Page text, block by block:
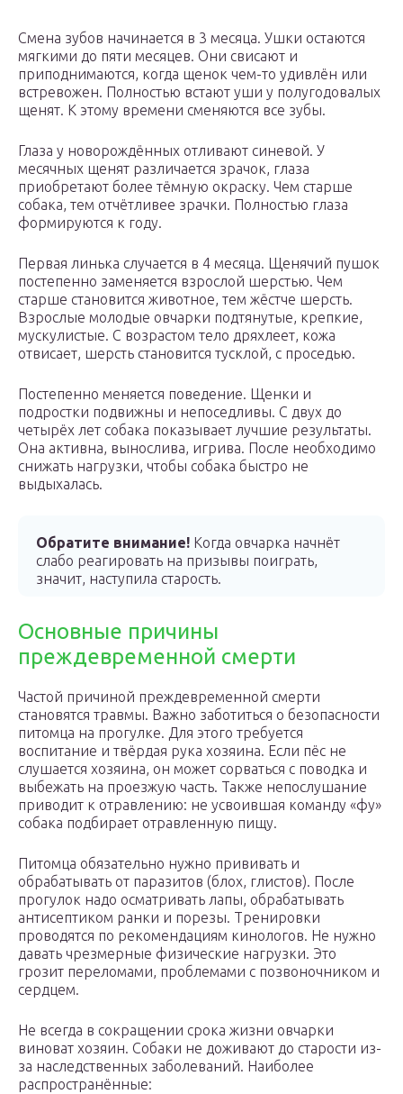
Смена зубов начинается в 3 месяца. Ушки остаются
мягкими до пяти месяцев. Они свисают и
приподнимаются, когда щенок чем-то удивлён или
встревожен. Полностью встают уши у полугодовалых
щенят. К этому времени сменяются все зубы.
Глаза у новорождённых отливают синевой. У
месячных щенят различается зрачок, глаза
приобретают более тёмную окраску. Чем старше
собака, тем отчётливее зрачки. Полностью глаза
формируются к году.
Первая линька случается в 4 месяца. Щенячий пушок
постепенно заменяется взрослой шерстью. Чем
старше становится животное, тем жёстче шерсть.
Взрослые молодые овчарки подтянутые, крепкие,
мускулистые. С возрастом тело дряхлеет, кожа
отвисает, шерсть становится тусклой, с проседью.
Постепенно меняется поведение. Щенки и
подростки подвижны и непоседливы. С двух до
четырёх лет собака показывает лучшие результаты.
Она активна, вынослива, игрива. После необходимо
снижать нагрузки, чтобы собака быстро не
выдыхалась.
Обратите внимание! Когда овчарка начнёт
слабо реагировать на призывы поиграть,
значит, наступила старость.
Основные причины
преждевременной смерти
Частой причиной преждевременной смерти
становятся травмы. Важно заботиться о безопасности
питомца на прогулке. Для этого требуется
воспитание и твёрдая рука хозяина. Если пёс не
слушается хозяина, он может сорваться с поводка и
выбежать на проезжую часть. Также непослушание
приводит к отравлению: не усвоившая команду «фу»
собака подбирает отравленную пищу.
Питомца обязательно нужно прививать и
обрабатывать от паразитов (блох, глистов). После
прогулок надо осматривать лапы, обрабатывать
антисептиком ранки и порезы. Тренировки
проводятся по рекомендациям кинологов. Не нужно
давать чрезмерные физические нагрузки. Это
грозит переломами, проблемами с позвоночником и
сердцем.
Не всегда в сокращении срока жизни овчарки
виноват хозяин. Собаки не доживают до старости из-
за наследственных заболеваний. Наиболее
распространённые: